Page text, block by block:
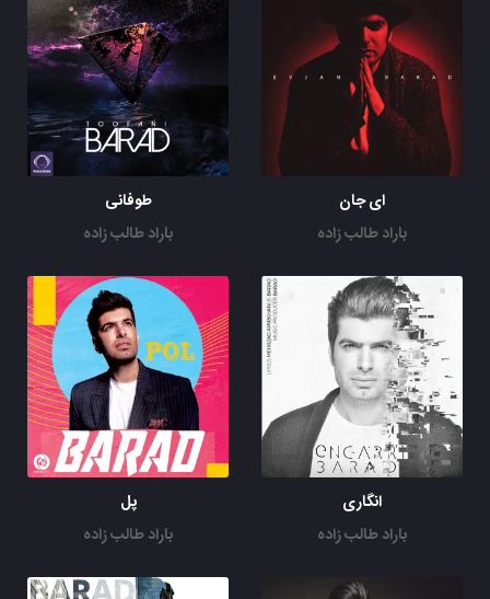
ای جان
باراد طالب زاده
طوفانی
باراد طالب زاده
انگاری
باراد طالب زاده
پل
باراد طالب زاده